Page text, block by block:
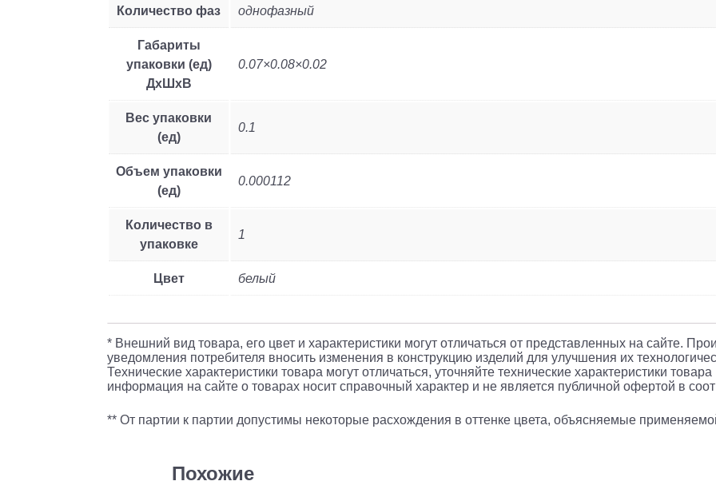
Количество фаз однофазный
Габариты
упаковки (ед)
ДхШхВ
0.07×0.08×0.02
Вес упаковки
(ед)
0.1
Объем упаковки
(ед)
0.000112
Количество в
упаковке
1
Цвет белый
* Внешний вид товара, его цвет и характеристики могут отличаться от представленных на сайте.
уведомления потребителя вносить изменения в конструкцию изделий для улучшения их
Технические характеристики товара могут отличаться, уточняйте технические характеристики
информация на сайте о товарах носит справочный характер и не является публичной офертой в
** От партии к партии допустимы некоторые расхождения в оттенке цвета, объясняемые
Похожие